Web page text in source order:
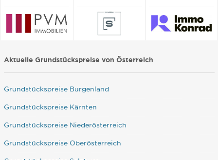
Aktuelle Grundstückspreise von Österreich
Grundstückspreise Burgenland
Grundstückspreise Kärnten
Grundstückspreise Niederösterreich
Grundstückspreise Oberösterreich